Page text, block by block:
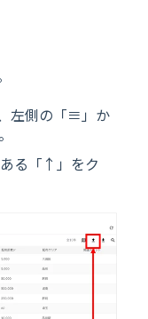
左側の「≡」か
る「↑」をク